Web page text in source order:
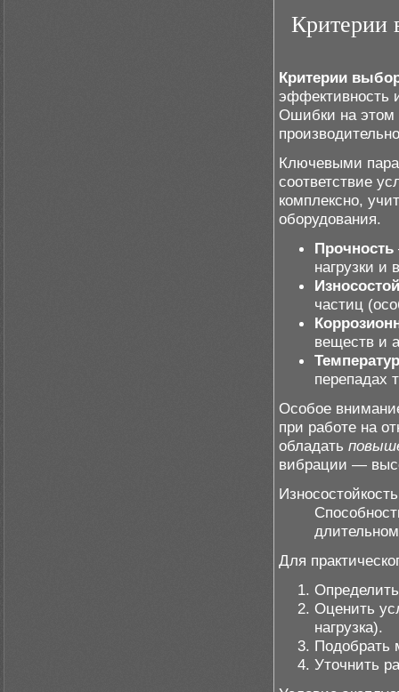
Критерии
Критерии
эффективность
Ошибки на этом
Ключевыми
соответствие
комплексно,
оборудования.
Прочность
нагрузки
частиц
веществ и
перепадах
Особое
при работе на
обладать
вибрации —
Износостойкость
Для
Оценить
нагрузка).
Подобрать
Уточнить